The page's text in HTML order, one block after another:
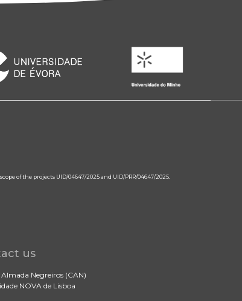
of the projects UID/04647/2025 and UID/PRR/04647/2025.
us
Negreiros (CAN)
NOVA de Lisboa